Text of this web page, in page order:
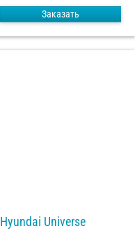
Заказать
Hyundai Universe